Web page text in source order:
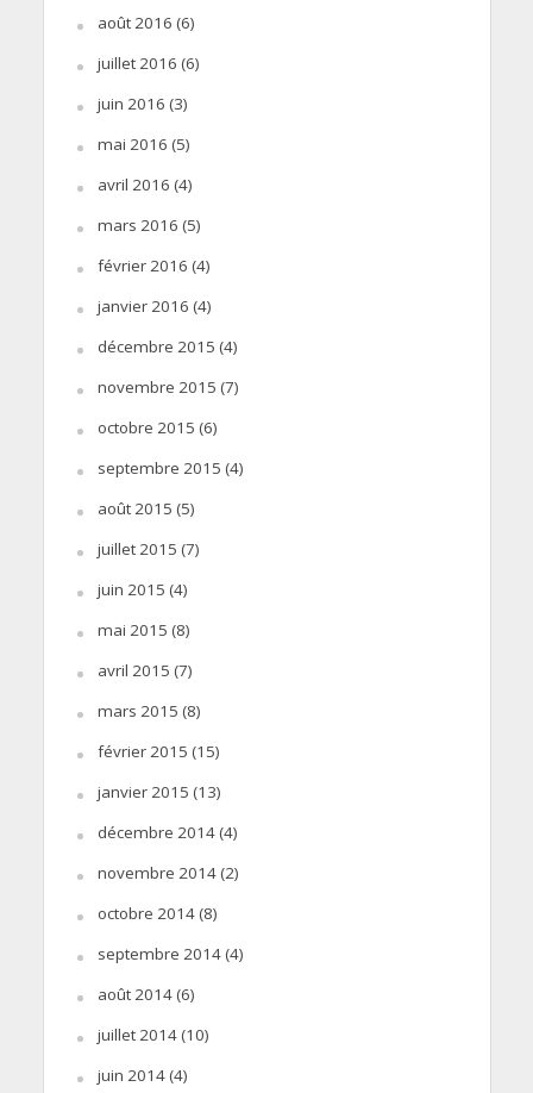
août 2016 (6)
juillet 2016 (6)
juin 2016 (3)
mai 2016 (5)
avril 2016 (4)
mars 2016 (5)
février 2016 (4)
janvier 2016 (4)
décembre 2015 (4)
novembre 2015 (7)
octobre 2015 (6)
septembre 2015 (4)
août 2015 (5)
juillet 2015 (7)
juin 2015 (4)
mai 2015 (8)
avril 2015 (7)
mars 2015 (8)
février 2015 (15)
janvier 2015 (13)
décembre 2014(4)
novembre 2014(2)
octobre 2014(8)
septembre 2014(4)
août 2014(6)
juillet 2014(10)
juin 2014(4)